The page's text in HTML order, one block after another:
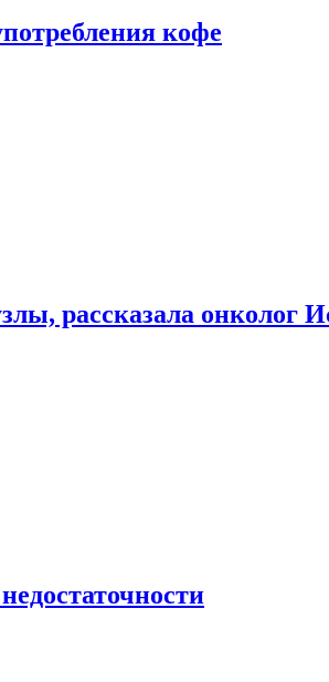
кофе
рассказала онколог